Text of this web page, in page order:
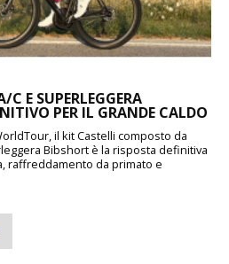
C E SUPERLEGGERA
PER IL GRANDE CALDO
il kit Castelli composto da
Bibshort è la risposta definitiva
raffreddamento da primato e